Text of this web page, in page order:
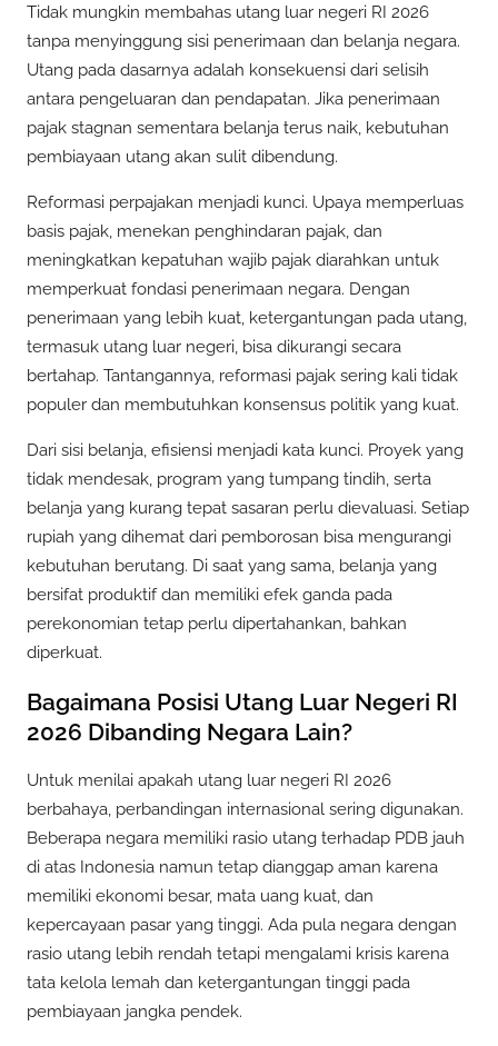
Tidak mungkin membahas utang luar negeri RI 2026
tanpa menyinggung sisi penerimaan dan belanja negara.
Utang pada dasarnya adalah konsekuensi dari selisih
antara pengeluaran dan pendapatan. Jika penerimaan
pajak stagnan sementara belanja terus naik, kebutuhan
pembiayaan utang akan sulit dibendung.
Reformasi perpajakan menjadi kunci. Upaya memperluas
basis pajak, menekan penghindaran pajak, dan
meningkatkan kepatuhan wajib pajak diarahkan untuk
memperkuat fondasi penerimaan negara. Dengan
penerimaan yang lebih kuat, ketergantungan pada utang,
termasuk utang luar negeri, bisa dikurangi secara
bertahap. Tantangannya, reformasi pajak sering kali tidak
populer dan membutuhkan konsensus politik yang kuat.
Dari sisi belanja, efisiensi menjadi kata kunci. Proyek yang
tidak mendesak, program yang tumpang tindih, serta
belanja yang kurang tepat sasaran perlu dievaluasi. Setiap
rupiah yang dihemat dari pemborosan bisa mengurangi
kebutuhan berutang. Di saat yang sama, belanja yang
bersifat produktif dan memiliki efek ganda pada
perekonomian tetap perlu dipertahankan, bahkan
diperkuat.
Bagaimana Posisi Utang Luar Negeri RI
2026 Dibanding Negara Lain?
Untuk menilai apakah utang luar negeri RI 2026
berbahaya, perbandingan internasional sering digunakan.
Beberapa negara memiliki rasio utang terhadap PDB jauh
di atas Indonesia namun tetap dianggap aman karena
memiliki ekonomi besar, mata uang kuat, dan
kepercayaan pasar yang tinggi. Ada pula negara dengan
rasio utang lebih rendah tetapi mengalami krisis karena
tata kelola lemah dan ketergantungan tinggi pada
pembiayaan jangka pendek.